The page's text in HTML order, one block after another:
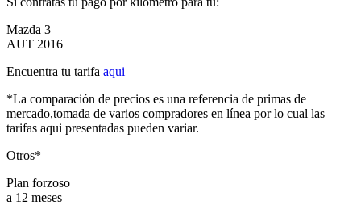
Mazda 3
AUT 2016
Encuentra tu tarifa aqui
*La comparación de precios es una referencia de primas de
mercado,tomada de varios compradores en línea por lo cual las
tarifas aqui presentadas pueden variar.
Otros*
Plan forzoso
a 12 meses